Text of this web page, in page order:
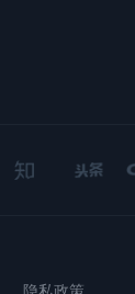
头
隐私政策